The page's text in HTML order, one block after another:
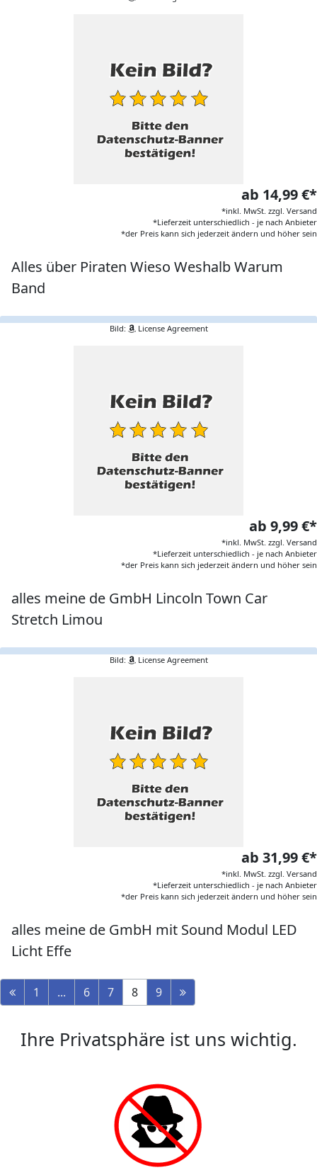
ab 14,99 €*
*inkl. MwSt. zzgl. Versand
*Lieferzeit unterschiedlich - je nach Anbieter
*der Preis kann sich jederzeit ändern und höher sein
Alles über Piraten Wieso Weshalb Warum
Band
Bild: License Agreement
ab 9,99 €*
*inkl. MwSt. zzgl. Versand
*Lieferzeit unterschiedlich - je nach Anbieter
*der Preis kann sich jederzeit ändern und höher sein
alles meine de GmbH Lincoln Town Car
Stretch Limou
Bild: License Agreement
ab 31,99 €*
*inkl. MwSt. zzgl. Versand
*Lieferzeit unterschiedlich - je nach Anbieter
*der Preis kann sich jederzeit ändern und höher sein
alles meine de GmbH mit Sound Modul LED
Licht Effe
1 ... 6 7 8 9
Ihre Privatsphäre ist uns wichtig.